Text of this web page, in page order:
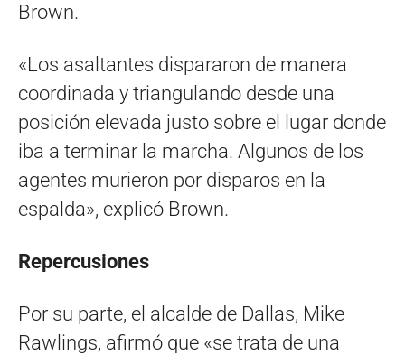
Brown.
«Los asaltantes dispararon de manera
coordinada y triangulando desde una
posición elevada justo sobre el lugar donde
iba a terminar la marcha. Algunos de los
agentes murieron por disparos en la
espalda», explicó Brown.
Repercusiones
Por su parte, el alcalde de Dallas, Mike
Rawlings, afirmó que «se trata de una